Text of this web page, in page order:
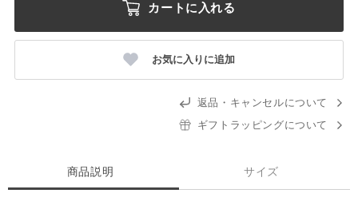
カートに入れる
お気に入りに追加
返品・キャンセルについて
ギフトラッピングについて
商品説明 サイズ